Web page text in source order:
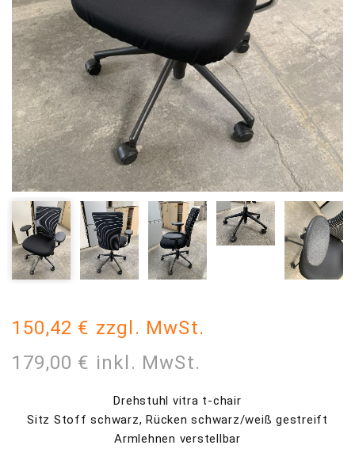
150,42 € zzgl. MwSt.
179,00 € inkl. MwSt.
Drehstuhl vitra t-chair
Sitz Stoff schwarz, Rücken schwarz/weiß gestreift
Armlehnen verstellbar